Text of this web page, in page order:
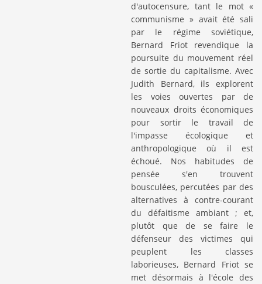
d'autocensure, tant le mot «
communisme » avait été sali
par le régime soviétique,
Bernard Friot revendique la
poursuite du mouvement réel
de sortie du capitalisme. Avec
Judith Bernard, ils explorent
les voies ouvertes par de
nouveaux droits économiques
pour sortir le travail de
l'impasse écologique et
anthropologique où il est
échoué. Nos habitudes de
pensée s'en trouvent
bousculées, percutées par des
alternatives à contre-courant
du défaitisme ambiant ; et,
plutôt que de se faire le
défenseur des victimes qui
peuplent les classes
laborieuses, Bernard Friot se
met désormais à l'école des